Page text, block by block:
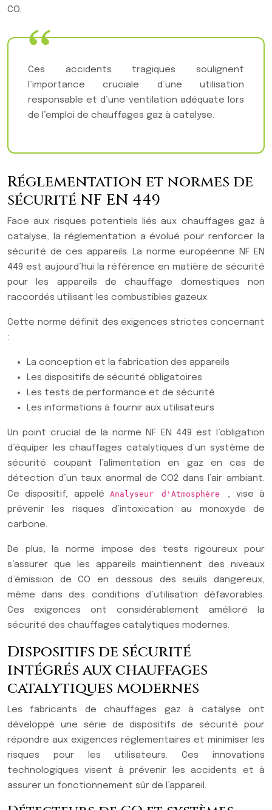
CO.
Ces accidents tragiques soulignent
l’importance cruciale d’une utilisation
responsable et d’une ventilation adéquate lors
de l’emploi de chauffages gaz à catalyse.
Réglementation et normes de
sécurité NF EN 449
Face aux risques potentiels liés aux chauffages gaz à
catalyse, la réglementation a évolué pour renforcer la
sécurité de ces appareils. La norme européenne NF EN
449 est aujourd’hui la référence en matière de sécurité
pour les appareils de chauffage domestiques non
raccordés utilisant les combustibles gazeux.
Cette norme définit des exigences strictes concernant
:
La conception et la fabrication des appareils
Les dispositifs de sécurité obligatoires
Les tests de performance et de sécurité
Les informations à fournir aux utilisateurs
Un point crucial de la norme NF EN 449 est l’obligation
d’équiper les chauffages catalytiques d’un système de
sécurité coupant l’alimentation en gaz en cas de
détection d’un taux anormal de CO2 dans l’air ambiant.
Ce dispositif, appelé Analyseur d'Atmosphère , vise à
prévenir les risques d’intoxication au monoxyde de
carbone.
De plus, la norme impose des tests rigoureux pour
s’assurer que les appareils maintiennent des niveaux
d’émission de CO en dessous des seuils dangereux,
même dans des conditions d’utilisation défavorables.
Ces exigences ont considérablement amélioré la
sécurité des chauffages catalytiques modernes.
Dispositifs de sécurité
intégrés aux chauffages
catalytiques modernes
Les fabricants de chauffages gaz à catalyse ont
développé une série de dispositifs de sécurité pour
répondre aux exigences réglementaires et minimiser les
risques pour les utilisateurs. Ces innovations
technologiques visent à prévenir les accidents et à
assurer un fonctionnement sûr de l’appareil.